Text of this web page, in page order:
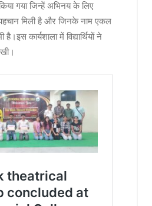
किया गया जिन्हें अभिनय के लिए
पहचान मिली है और जिनके नाम एकल
है।इस कार्यशाला में विद्यार्थियों ने